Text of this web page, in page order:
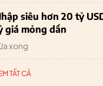
siêu hơn 20 tỷ
giá mỏng dần
xong
TẤT CẢ